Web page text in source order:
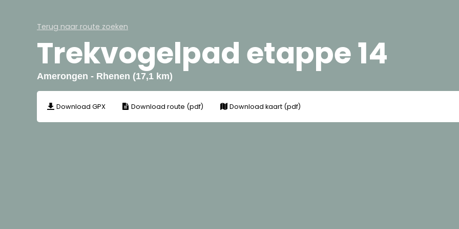
Terug naar route zoeken
Trekvogelpad etappe 14
Amerongen - Rhenen (17,1 km)
Download GPX Download route (pdf) Download kaart (pdf)